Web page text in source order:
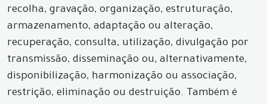
recolha, gravação, organização, estruturação,
armazenamento, adaptação ou alteração,
recuperação, consulta, utilização, divulgação por
transmissão, disseminação ou, alternativamente,
disponibilização, harmonização ou associação,
restrição, eliminação ou destruição. Também é